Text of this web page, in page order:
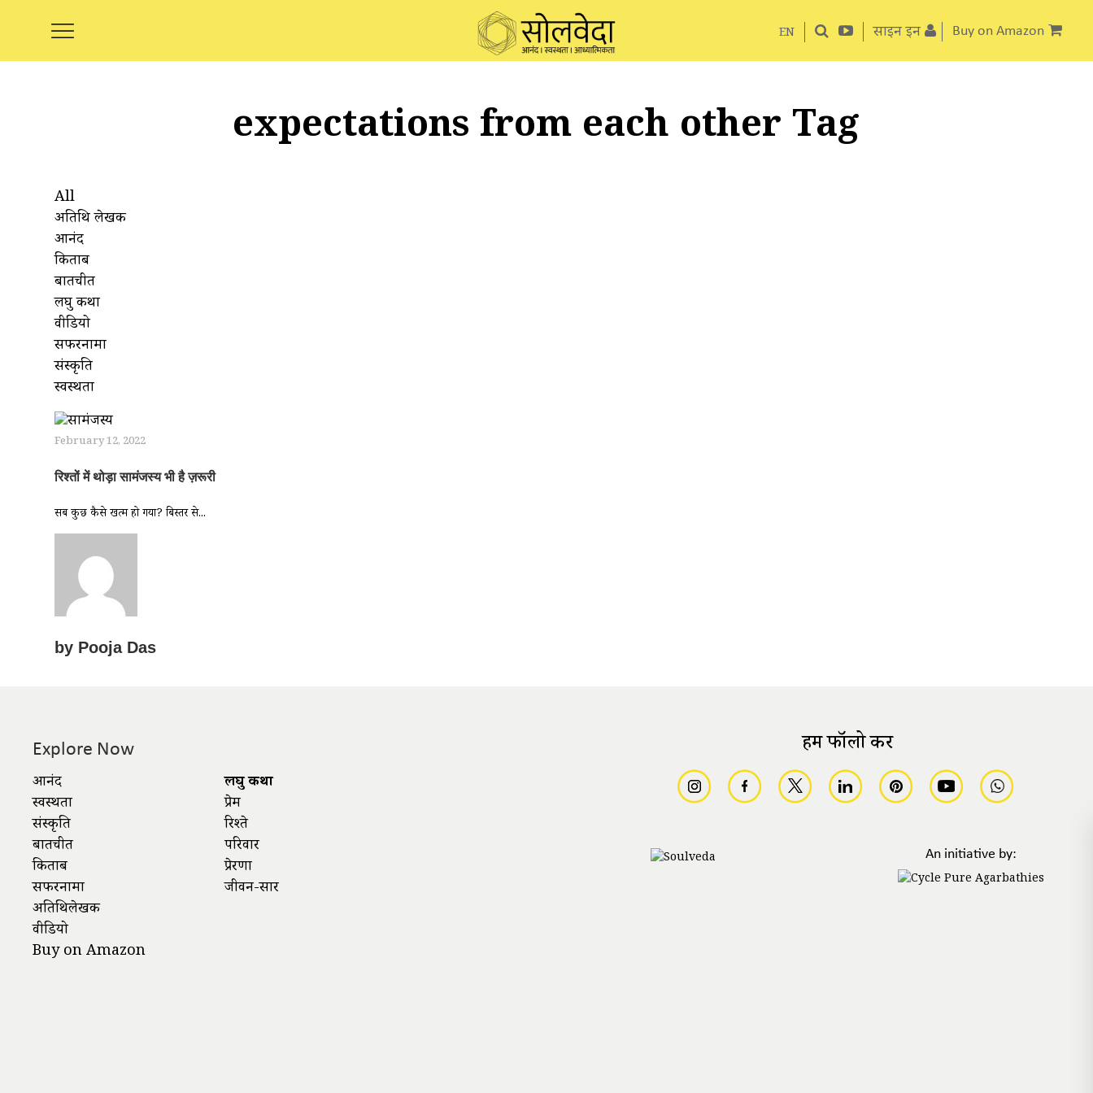
EN साइन इन Buy on Amazon
expectations from each other Tag
All
अतिथि लेखक
आनंद
किताबें
बातचीत
लघु कथा
वीडियो
सफरनामा
संस्कृति
स्वस्थता
February 12, 2022
रिश्तों में थोड़ा सामंजस्य भी है ज़रूरी
सब कुछ कैसे खत्म हो गया? बिस्तर से...
by Pooja Das
Explore Now
आनंद
स्वस्थता
संस्कृति
बातचीत
किताबें
सफरनामा
अतिथिलेखक
वीडियो
Buy on Amazon
लघु कथा
प्रेम
रिश्ते
परिवार
प्रेरणा
जीवन-सार
हमें फॉलो करें
An initiative by: